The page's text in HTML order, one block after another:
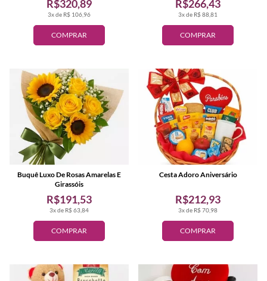
COMPRAR
3x de R$ 106,96
R$320,89
COMPRAR
3x de R$ 88,81
R$266,43
COMPRAR
3x de R$ 63,84
R$191,53
Buquê Luxo De Rosas Amarelas E
Girassóis
COMPRAR
3x de R$ 70,98
R$212,93
Cesta Adoro Aniversário